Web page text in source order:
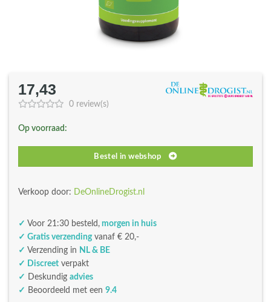
17,43
0 review(s)
Op voorraad:
Bestel in webshop
Verkoop door: DeOnlineDrogist.nl
✓ Voor 21:30 besteld, morgen in huis
✓ Gratis verzendingvanaf € 20,-
✓ Verzending in NL & BE
✓ Discreet verpakt
✓ Deskundig advies
✓ Beoordeeld met een 9.4